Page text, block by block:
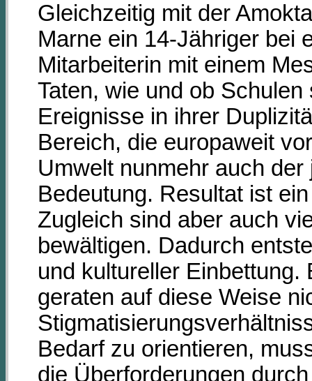
Gleichzeitig mit der
Marne ein 14-Jähriger bei
Mitarbeiterin mit einem
Taten, wie und ob
Ereignisse in ihrer
Bereich, die europaweit
Umwelt nunmehr auch
Bedeutung. Resultat ist
Zugleich sind aber auch
bewältigen. Dadurch
und kultureller
geraten auf diese Weise
Bedarf zu orientieren,
die Überforderungen